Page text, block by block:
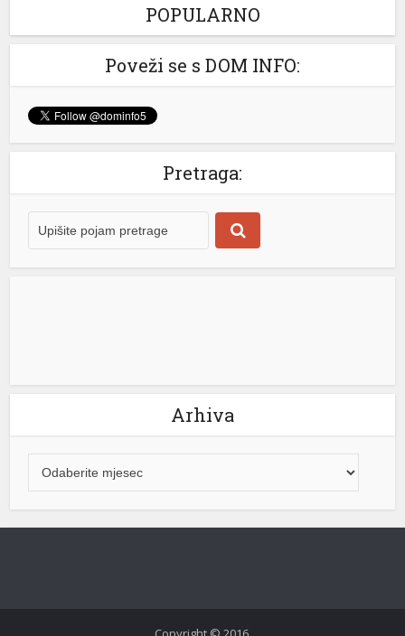
Italijanska vlada saopštila je da ne prihvata nikakve
granične kontrole usljed migrantske krize u španskoj
bezbjednosti i kontroli granica. Ni pod kojim uslovima
privremenoj […][...]
POPULARNO
Poveži se s DOM INFO:
Pretraga:
Arhiva